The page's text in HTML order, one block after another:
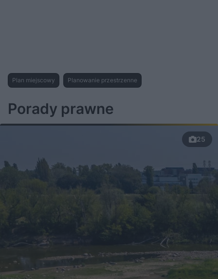
Plan miejscowy Planowanie przestrzenne
Porady prawne
25